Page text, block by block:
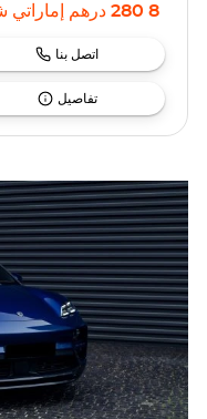
8 280
درهم إماراتي
اتصل بنا
تفاصيل